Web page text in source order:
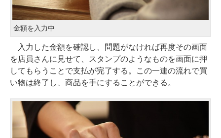
金額を入力中
入力した金額を確認し、問題がなければ再度その画面
を店員さんに見せて、スタンプのようなものを画面に押
してもらうことで支払が完了する。この一連の流れで買
い物は終了し、商品を手にすることができる。